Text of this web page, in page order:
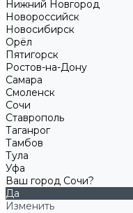
Нижний Новгород
Новороссийск
Новосибирск
Орёл
Пятигорск
Ростов-на-Дону
Самара
Смоленск
Сочи
Ставрополь
Таганрог
Тамбов
Тула
Уфа
Ваш город Сочи?
Да
Изменить